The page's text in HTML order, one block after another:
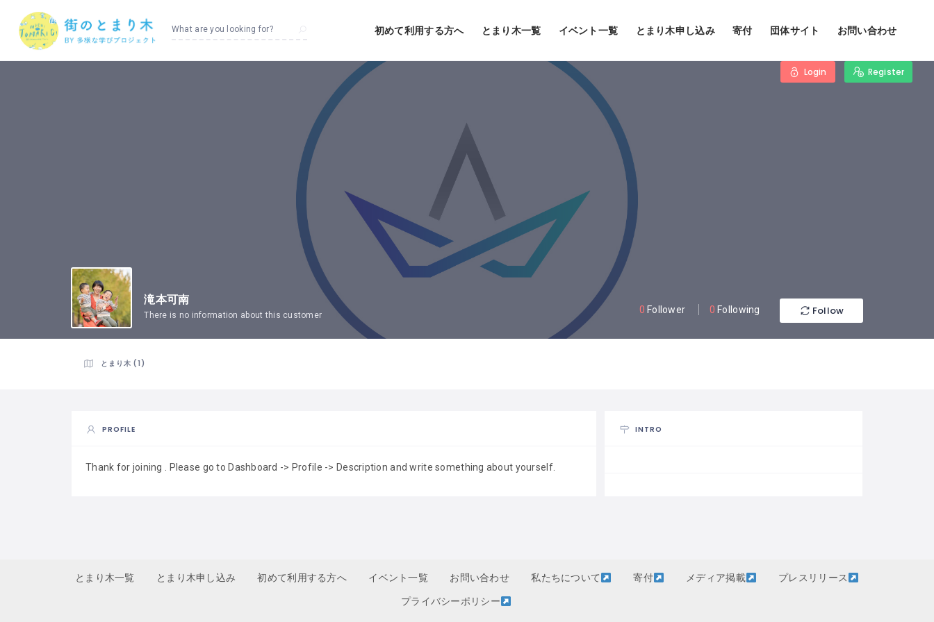
What are you looking for? 初めて利用する方へ とまり木一覧 イベント一覧 とまり木申し込み 寄付 団体サイト お問い合わせ
Login Register
滝本可南
There is no information about this customer 0 Follower 0 Following Follow
とまり木 (1)
PROFILE
Thank for joining . Please go to Dashboard -> Profile -> Description and write something about yourself.
INTRO
とまり木一覧 とまり木申し込み 初めて利用する方へ イベント一覧 お問い合わせ 私たちについて 寄付 メディア掲載 プレスリリース
プライバシーポリシー